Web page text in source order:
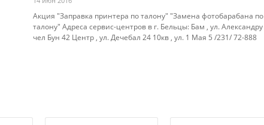
Акция "Заправка принтера по талону" "Замена фотобарабана по
талону" Адреса сервис-центров в г. Бельцы: Бам , ул. Александру
чел Бун 42 Центр , ул. Дечебал 24 10кв , ул. 1 Мая 5 /231/ 72-888